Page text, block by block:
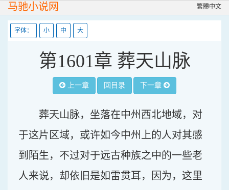
马驰小说网 繁體中文
字体： 小 中 大
第1601章 葬天山脉
上一章 回目录 下一章
葬天山脉，坐落在中州西北地域，对
于这片区域，或许如今中州上的人对其感
到陌生，不过对于远古种族之中的一些老
人来说，却依旧是如雷贯耳，因为，这里